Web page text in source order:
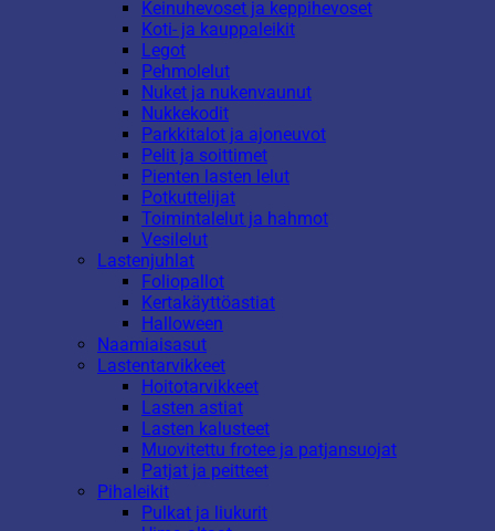
Keinuhevoset ja keppihevoset
Koti- ja kauppaleikit
Legot
Pehmolelut
Nuket ja nukenvaunut
Nukkekodit
Parkkitalot ja ajoneuvot
Pelit ja soittimet
Pienten lasten lelut
Potkuttelijat
Toimintalelut ja hahmot
Vesilelut
Lastenjuhlat
Foliopallot
Kertakäyttöastiat
Halloween
Naamiaisasut
Lastentarvikkeet
Hoitotarvikkeet
Lasten astiat
Lasten kalusteet
Muovitettu frotee ja patjansuojat
Patjat ja peitteet
Pihaleikit
Pulkat ja liukurit